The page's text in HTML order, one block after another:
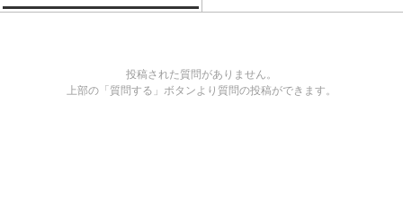
投稿された質問がありません。
上部の「質問する」ボタンより質問の投稿ができます。